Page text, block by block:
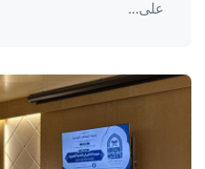
على...
واحة المرأة